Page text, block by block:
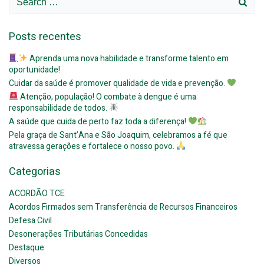
Posts recentes
Aprenda uma nova habilidade e transforme talento em
oportunidade!
Cuidar da saúde é promover qualidade de vida e prevenção.
Atenção, população! O combate à dengue é uma
responsabilidade de todos.
A saúde que cuida de perto faz toda a diferença!
Pela graça de Sant’Ana e São Joaquim, celebramos a fé que
atravessa gerações e fortalece o nosso povo.
Categorias
ACORDÃO TCE
Acordos Firmados sem Transferência de Recursos Financeiros
Defesa Civil
Desonerações Tributárias Concedidas
Destaque
Diversos